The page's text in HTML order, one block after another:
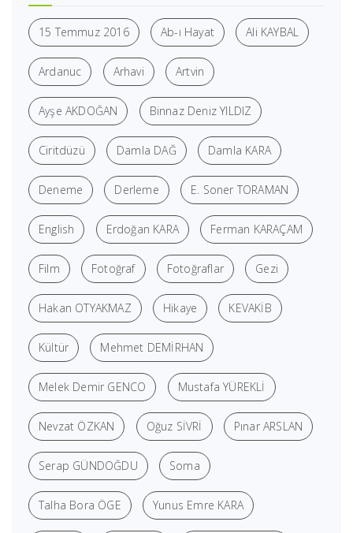
15 Temmuz 2016 Ab-ı Hayat Ali KAYBAL
Ardanuc Arhavi Artvin
Ayşe AKDOĞAN Binnaz Deniz YILDIZ
Ciritdüzü Damla DAĞ Damla KARA
Deneme Derleme E. Soner TORAMAN
English Erdoğan KARA Ferman KARAÇAM
Film Fotoğraf Fotoğraflar Gezi
Hakan OTYAKMAZ Hikaye KEVAKİB
Kültür Mehmet DEMİRHAN
Melek Demir GENCO Mustafa YÜREKLİ
Nevzat ÖZKAN Oğuz SİVRİ Pınar ARSLAN
Serap GÜNDOĞDU Soma
Talha Bora ÖGE Yunus Emre KARA